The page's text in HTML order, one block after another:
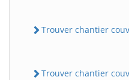
Trouver chantier
Trouver chantier